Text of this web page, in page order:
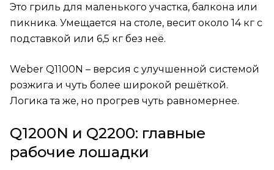
Это гриль для маленького участка, балкона или
пикника. Умещается на столе, весит около 14 кг с
подставкой или 6,5 кг без неё.
Weber Q1100N – версия с улучшенной системой
розжига и чуть более широкой решёткой.
Логика та же, но прогрев чуть равномернее.
Q1200N и Q2200: главные
рабочие лошадки